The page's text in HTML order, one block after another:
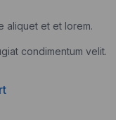
aliquet et et lorem.
condimentum velit.